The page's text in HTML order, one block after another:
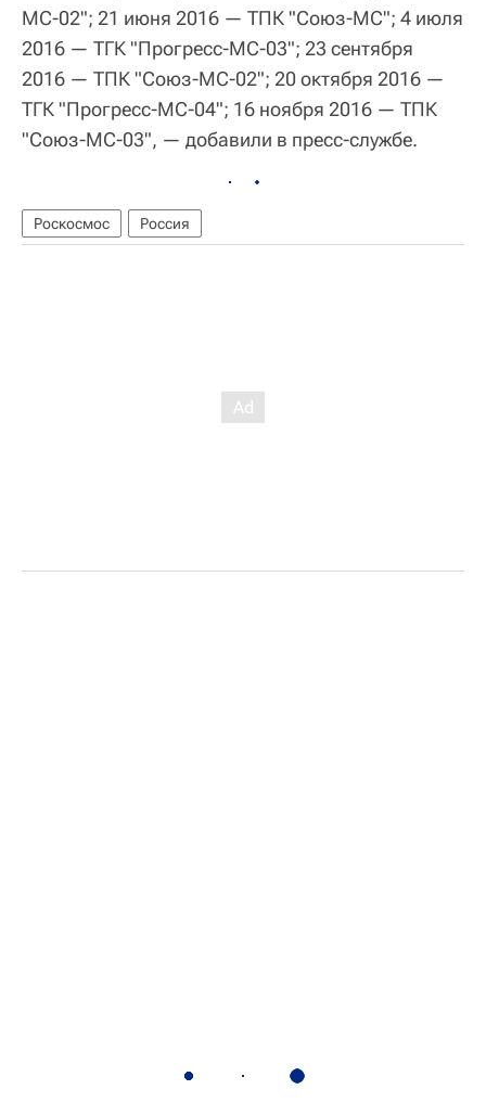
МС-02"; 21 июня 2016 — ТПК "Союз-МС"; 4 июля
2016 — ТГК "Прогресс-МС-03"; 23 сентября
2016 — ТПК "Союз-МС-02"; 20 октября 2016 —
ТГК "Прогресс-МС-04"; 16 ноября 2016 — ТПК
"Союз-МС-03", — добавили в пресс-службе.
Роскосмос Россия